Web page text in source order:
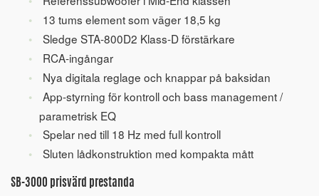
13 tums element som väger 18,5 kg
Sledge STA-800D2 Klass-D förstärkare
RCA-ingångar
Nya digitala reglage och knappar på baksidan
App-styrning för kontroll och bass management /
parametrisk EQ
Spelar ned till 18 Hz med full kontroll
Sluten lådkonstruktion med kompakta mått
SB-3000 prisvärd prestanda